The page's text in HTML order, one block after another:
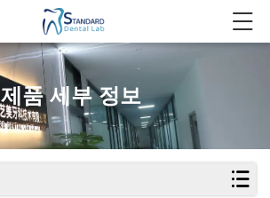
제품 세부 정보